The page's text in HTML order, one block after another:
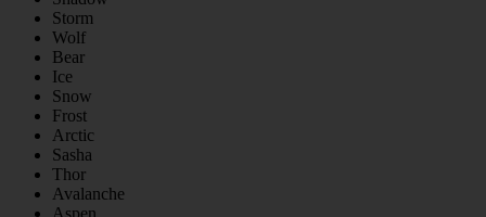
Storm
Wolf
Bear
Ice
Snow
Frost
Arctic
Sasha
Thor
Avalanche
Aspen